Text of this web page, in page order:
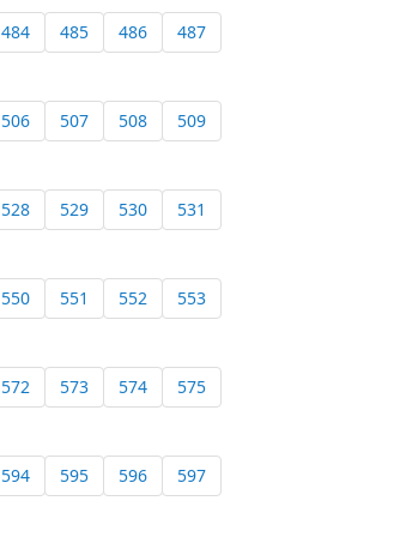
484 485 486 487
506 507 508 509
528 529 530 531
550 551 552 553
572 573 574 575
594 595 596 597